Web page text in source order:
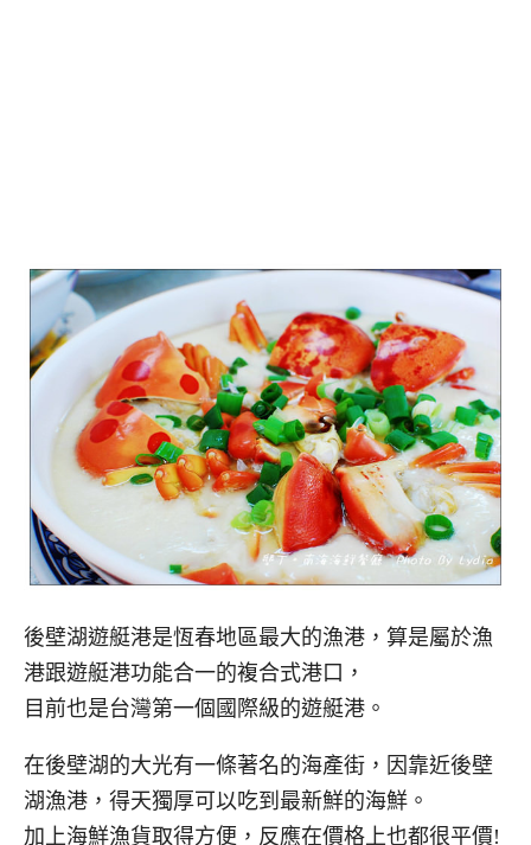
後壁湖遊艇港是恆春地區最大的漁港，算是屬於漁
港跟遊艇港功能合一的複合式港口，
目前也是台灣第一個國際級的遊艇港。
在後壁湖的大光有一條著名的海產街，因靠近後壁
湖漁港，得天獨厚可以吃到最新鮮的海鮮。
加上海鮮漁貨取得方便，反應在價格上也都很平價!